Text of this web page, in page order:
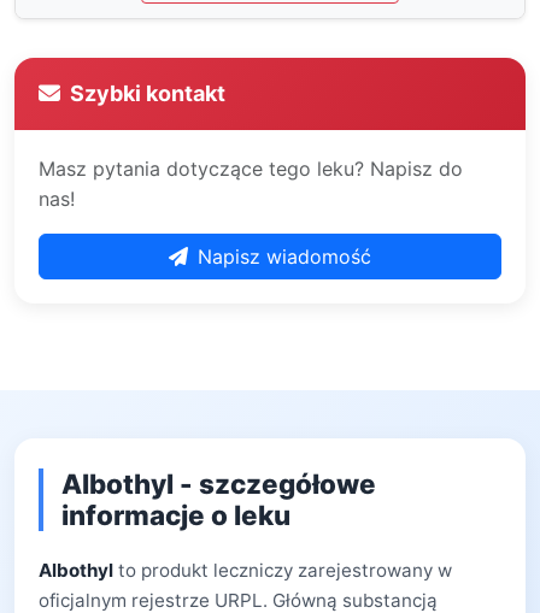
Szybki kontakt
Masz pytania dotyczące tego leku? Napisz do
nas!
Napisz wiadomość
Albothyl - szczegółowe
informacje o leku
Albothyl to produkt leczniczy zarejestrowany w
oficjalnym rejestrze URPL. Główną substancją